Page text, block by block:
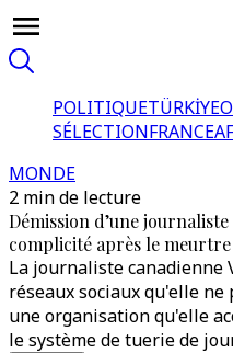
POLITIQUETÜRKİYE
SÉLECTIONFRANCE
MONDE
2 min de lecture
Démission d’une
complicité après le
La journaliste canadienne
réseaux sociaux qu'elle
une organisation qu'elle
le système de tuerie de